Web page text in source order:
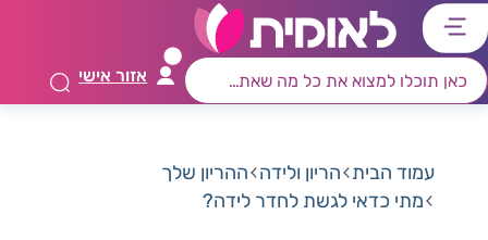
דלג
לתפריט
ראשי
דלג
לרכיב
חיפוש
דלג
לתוכן
מרכזי
דלג
לאזור
קישורים
אזור אישי
עמוד הבית הריון ולידה ההריון שלך
מתי כדאי לגשת לחדר לידה?